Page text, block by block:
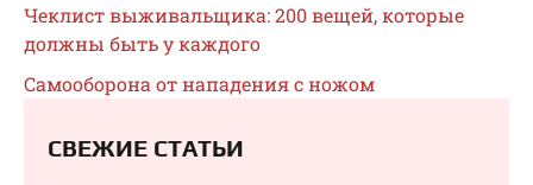
Чеклист выживальщика: 200 вещей, которые
должны быть у каждого
Самооборона от нападения с ножом
СВЕЖИЕ СТАТЬИ